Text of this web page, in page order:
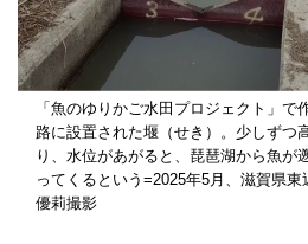
「魚のゆりかご水田プロジェクト」で
路に設置された堰（せき）。少しずつ
り、水位があがると、琵琶湖から魚が
ってくるという=2025年5月、滋賀県
優莉撮影